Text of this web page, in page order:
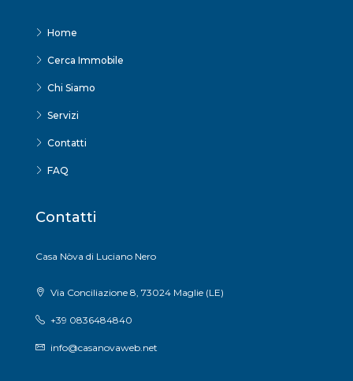
Home
Cerca Immobile
Chi Siamo
Servizi
Contatti
FAQ
Contatti
Casa Nòva di Luciano Nero
Via Conciliazione 8, 73024 Maglie (LE)
+39 0836484840
info@casanovaweb.net